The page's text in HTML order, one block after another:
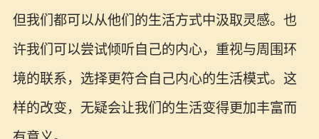
但我们都可以从他们的生活方式中汲取灵感。也
许我们可以尝试倾听自己的内心，重视与周围环
境的联系，选择更符合自己内心的生活模式。这
样的改变，无疑会让我们的生活变得更加丰富而